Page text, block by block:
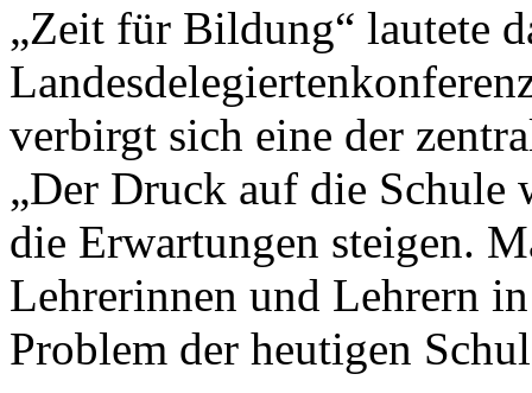
„Zeit für Bildung“ lautete
verbirgt sich eine der
„Der Druck auf die Schule
die Erwartungen steigen.
Lehrerinnen und Lehrern
Problem der heutigen